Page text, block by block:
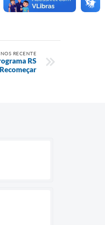
RECENTE
RS